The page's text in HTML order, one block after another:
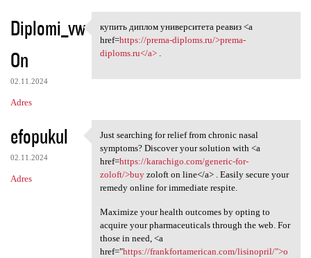
Diplomi_vw
On
02.11.2024
Adres
купить диплом университета
купить диплом университета реавиз <a
href=https://prema-diploms.ru/>prema-
diploms.ru</a>.
efopukul
02.11.2024
Adres
Just searching for relief
Just searching for relief from chronic nasal
symptoms? Discover your solution with <a
href=https://karachigo.com/generic-for-
zoloft/>buyzoloft on line</a> . Easily secure your
remedy online for immediate respite.
Maximize your health outcomes by opting to
acquire your pharmaceuticals through the web. For
those in need, <a
href="https://frankfortamerican.com/lisinopril/">o